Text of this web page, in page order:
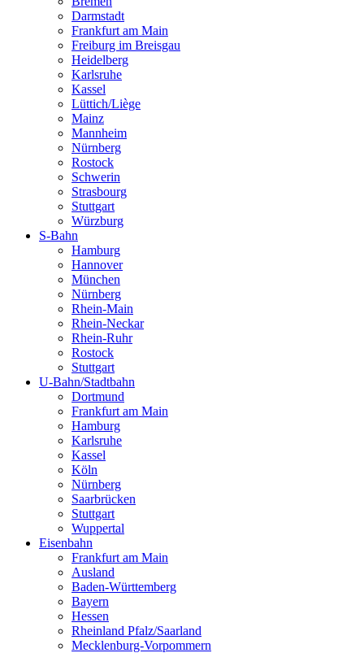
Darmstadt
Frankfurt am Main
Freiburg im Breisgau
Heidelberg
Karlsruhe
Kassel
Lüttich/Liège
Mainz
Mannheim
Nürnberg
Rostock
Schwerin
Strasbourg
Stuttgart
Würzburg
S-Bahn
Hamburg
Hannover
München
Nürnberg
Rhein-Main
Rhein-Neckar
Rhein-Ruhr
Rostock
Stuttgart
U-Bahn/Stadtbahn
Dortmund
Frankfurt am Main
Hamburg
Karlsruhe
Kassel
Köln
Nürnberg
Saarbrücken
Stuttgart
Wuppertal
Eisenbahn
Frankfurt am Main
Ausland
Baden-Württemberg
Bayern
Hessen
Rheinland Pfalz/Saarland
Mecklenburg-Vorpommern